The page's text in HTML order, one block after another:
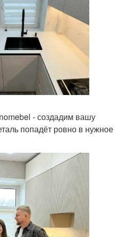
- создадим вашу
попадёт ровно в нужное